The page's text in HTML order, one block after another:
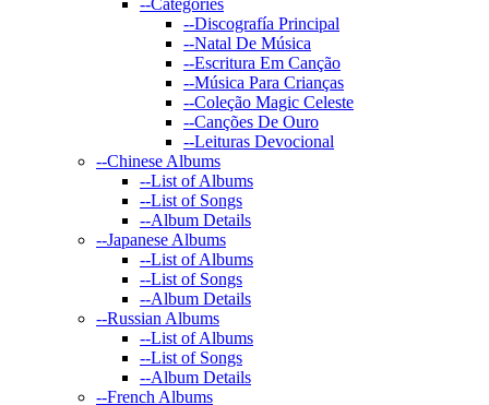
--Categories
--Discografía Principal
--Natal De Música
--Escritura Em Canção
--Música Para Crianças
--Coleção Magic Celeste
--Canções De Ouro
--Leituras Devocional
--Chinese Albums
--List of Albums
--List of Songs
--Album Details
--Japanese Albums
--List of Albums
--List of Songs
--Album Details
--Russian Albums
--List of Albums
--List of Songs
--Album Details
--French Albums